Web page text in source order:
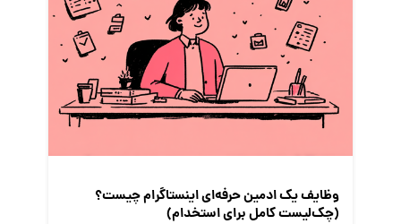
گزارش‌های آماری
مصاحبه شغلی
معرفی شرکت ها
معرفی متخصصان منابع انسانی
معرفی مشاغل
وظایف یک ادمین حرفه‌ای اینستاگرام چیست؟
(چک‌لیست کامل برای استخدام)